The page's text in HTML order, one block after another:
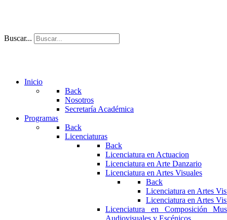
Buscar...
Inicio
Back
Nosotros
Secretaría Académica
Programas
Back
Licenciaturas
Back
Licenciatura en Actuacion
Licenciatura en Arte Danzario
Licenciatura en Artes Visuales
Back
Licenciatura en Artes
Licenciatura en Artes
Licenciatura en Composición
Audiovisuales y Escénicos